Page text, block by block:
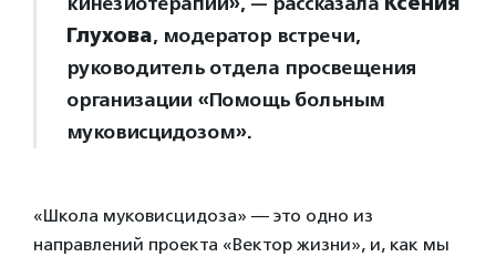
Глухова, модератор встречи,
руководитель отдела просвещения
организации «Помощь больным
муковисцидозом».
«Школа муковисцидоза» — это одно из
направлений проекта «Вектор жизни», и, как мы